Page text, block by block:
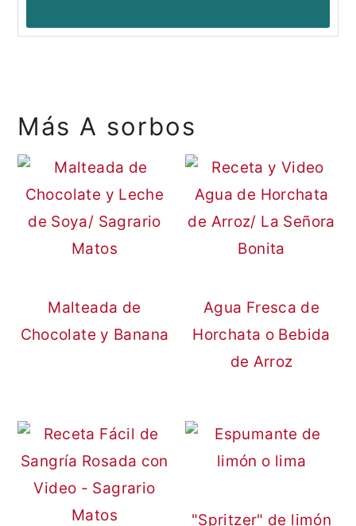
Más A sorbos
Malteada de
Chocolate y Banana
Agua Fresca de
Horchata o Bebida
de Arroz
"Spritzer" de limón